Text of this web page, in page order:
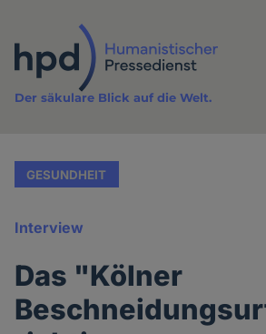
Inhalt
Der säkulare Blick auf die Welt.
GESUNDHEIT
Interview
Das "Kölner